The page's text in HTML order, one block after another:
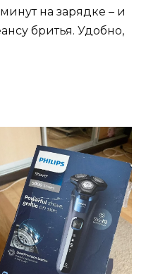
на зарядке – и
бритья. Удобно,